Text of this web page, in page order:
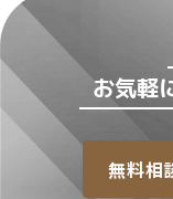
お気軽
無料相